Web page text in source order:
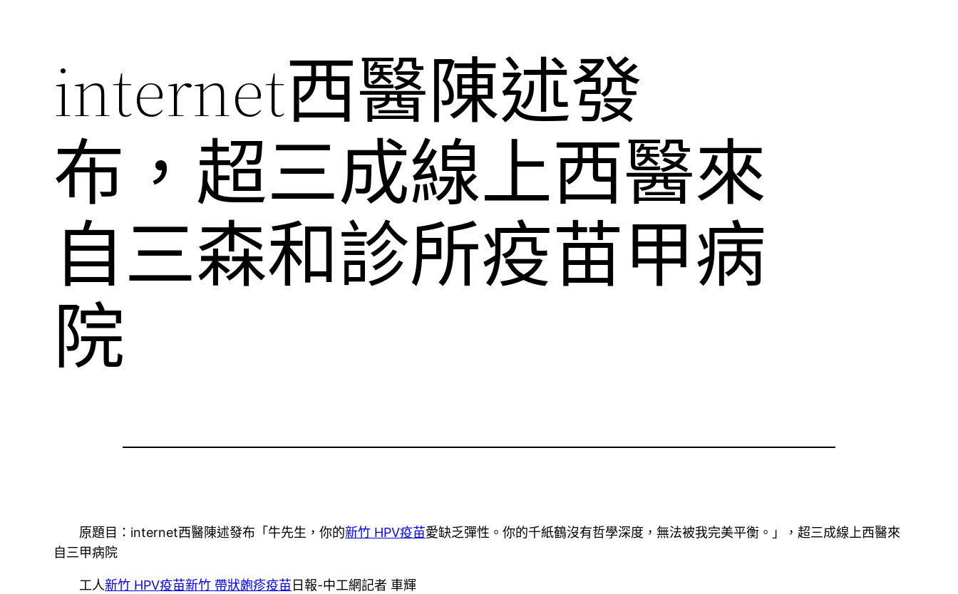
internet西醫陳述發
布，超三成線上西醫來
自三森和診所疫苗甲病
院
原題目：internet西醫陳述發布「牛先生，你的新竹 HPV疫苗愛缺乏彈性。你的千紙鶴沒有哲學深度，無法被我完美平衡。」，超三成線上西醫來
自三甲病院
工人新竹 HPV疫苗新竹 帶狀皰疹疫苗 日報-中工網記者 車輝